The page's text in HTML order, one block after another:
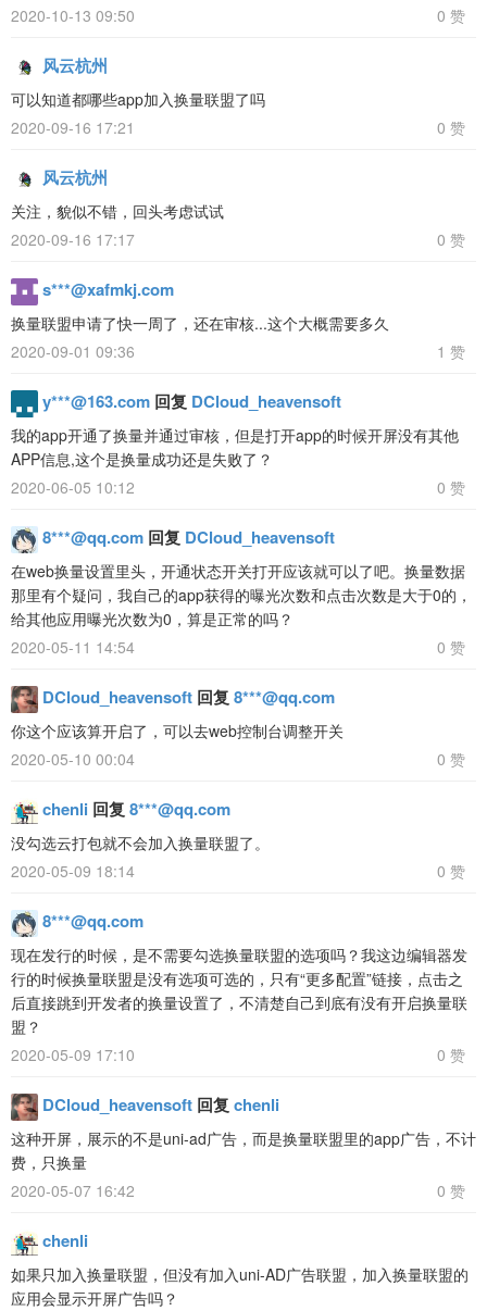
2020-10-13 09:50 0 赞
风云杭州
可以知道都哪些app加入换量联盟了吗
2020-09-16 17:21
0 赞
风云杭州
关注，貌似不错，回头考虑试试
2020-09-16 17:17
0 赞
s***@xafmkj.com
换量联盟申请了快一周了，还在审核...这个大概需要多久
2020-09-01 09:36
1 赞
y***@163.com 回复 DCloud_heavensoft
我的app开通了换量并通过审核，但是打开app的时候开屏没有其他
APP信息,这个是换量成功还是失败了？
2020-06-05 10:12
0 赞
8***@qq.com 回复 DCloud_heavensoft
在web换量设置里头，开通状态开关打开应该就可以了吧。换量数据
那里有个疑问，我自己的app获得的曝光次数和点击次数是大于0的，
给其他应用曝光次数为0，算是正常的吗？
2020-05-11 14:54
0 赞
DCloud_heavensoft 回复8***@qq.com
你这个应该算开启了，可以去web控制台调整开关
2020-05-10 00:04
0 赞
chenli 回复8***@qq.com
没勾选云打包就不会加入换量联盟了。
2020-05-09 18:14
0 赞
8***@qq.com
现在发行的时候，是不需要勾选换量联盟的选项吗？我这边编辑器发
行的时候换量联盟是没有选项可选的，只有“更多配置”链接，点击之
后直接跳到开发者的换量设置了，不清楚自己到底有没有开启换量联
盟？
2020-05-09 17:10
0 赞
DCloud_heavensoft 回复chenli
这种开屏，展示的不是uni-ad广告，而是换量联盟里的app广告，不计
费，只换量
2020-05-07 16:42
0 赞
chenli
如果只加入换量联盟，但没有加入uni-AD广告联盟，加入换量联盟的
应用会显示开屏广告吗？